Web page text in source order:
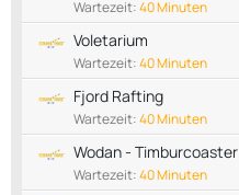
Wartezeit:40 Minuten
Voletarium
Wartezeit:40 Minuten
Fjord Rafting
Wartezeit:40 Minuten
Wodan - Timburcoaster
Wartezeit:40 Minuten